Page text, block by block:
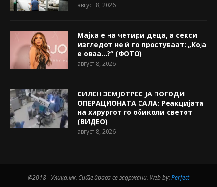
август 8, 2026
Мајка е на четири деца, а секси
изгледот не ѝ го простуваат: „Која
е оваа…?“ (ФОТО)
август 8, 2026
СИЛЕН ЗЕМЈОТРЕС ЈА ПОГОДИ
ОПЕРАЦИОНАТА САЛА: Реакцијата
на хирургот го обиколи светот
(ВИДЕО)
август 8, 2026
@2018 - Улица.мк. Сите права се задржани. Web by:Perfect